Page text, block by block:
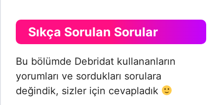
Sıkça Sorulan Sorular
Bu bölümde Debridat kullananların
yorumları ve sordukları sorulara
değindik, sizler için cevapladık